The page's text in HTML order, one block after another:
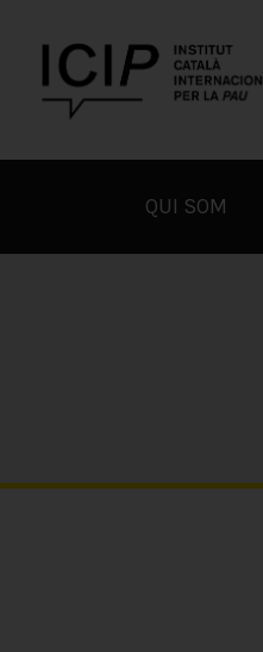
content
ICIP
QUI SOM